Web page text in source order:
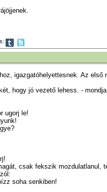
igazgatóhelyettesnek. Az első
hogy jó vezető lehess. -
ugorj le!
csak fekszik mozdulatlanul,
soha senkiben!